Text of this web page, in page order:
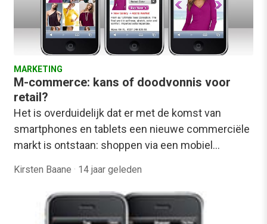
MARKETING
M-commerce: kans of doodvonnis voor
retail?
Het is overduidelijk dat er met de komst van
smartphones en tablets een nieuwe commerciële
markt is ontstaan: shoppen via een mobiel…
Kirsten Baane · 14 jaar geleden